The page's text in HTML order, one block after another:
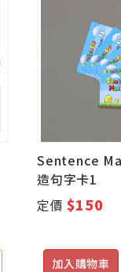
Sentence
造句字卡1
定價$150
加入購物車